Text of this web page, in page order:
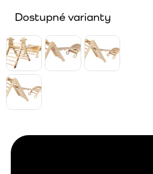
Dostupné varianty